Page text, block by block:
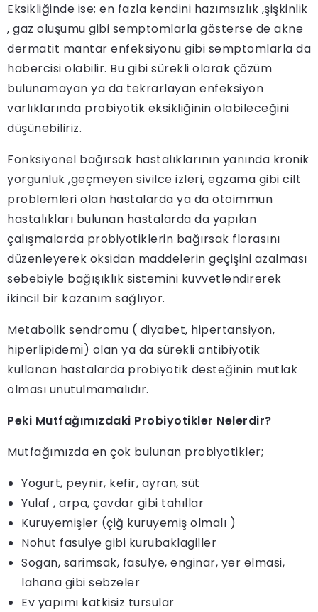
Eksikliğinde ise; en fazla kendini hazımsızlık ,şişkinlik
, gaz oluşumu gibi semptomlarla gösterse de akne
dermatit mantar enfeksiyonu gibi semptomlarla da
habercisi olabilir. Bu gibi sürekli olarak çözüm
bulunamayan ya da tekrarlayan enfeksiyon
varlıklarında probiyotik eksikliğinin olabileceğini
düşünebiliriz.
Fonksiyonel bağırsak hastalıklarının yanında kronik
yorgunluk ,geçmeyen sivilce izleri, egzama gibi cilt
problemleri olan hastalarda ya da otoimmun
hastalıkları bulunan hastalarda da yapılan
çalışmalarda probiyotiklerin bağırsak florasını
düzenleyerek oksidan maddelerin geçişini azalması
sebebiyle bağışıklık sistemini kuvvetlendirerek
ikincil bir kazanım sağlıyor.
Metabolik sendromu ( diyabet, hipertansiyon,
hiperlipidemi) olan ya da sürekli antibiyotik
kullanan hastalarda probiyotik desteğinin mutlak
olması unutulmamalıdır.
Peki Mutfağımızdaki Probiyotikler Nelerdir?
Mutfağımızda en çok bulunan probiyotikler;
Yogurt, peynir, kefir, ayran, süt
Yulaf , arpa, çavdar gibi tahıllar
Kuruyemişler (çiğ kuruyemiş olmalı )
Nohut fasulye gibi kurubaklagiller
Sogan, sarimsak, fasulye, enginar, yer elmasi,
lahana gibi sebzeler
Ev yapımı katkisiz tursular